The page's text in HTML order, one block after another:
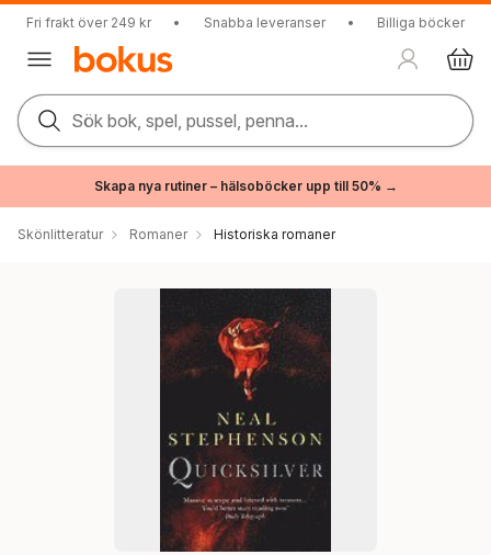
Fri frakt över 249 kr • Snabba leveranser • Billiga böcker
Sök bok, spel, pussel, penna...
Skapa nya rutiner – hälsoböcker upp till 50% →
Skönlitteratur Romaner Historiska romaner